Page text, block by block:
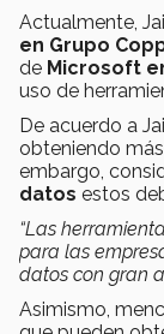
Actualmente,
en Grupo
de Microsoft
uso de
De acuerdo a
obteniendo
embargo,
datos estos
“Las
para las
datos con gran
Asimismo,